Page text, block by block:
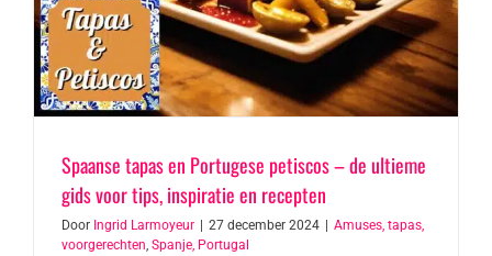
Spaanse tapas en Portugese petiscos – de ultieme
gids voor tips, inspiratie en recepten
Door Ingrid Larmoyeur 27 december 2024
Amuses, tapas,
voorgerechten, Spanje, Portugal